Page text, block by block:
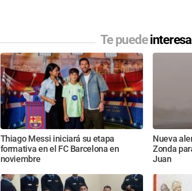
Te puede
Thiago Messi iniciará su etapa
formativa en el FC Barcelona en
noviembre
Nueva
Zonda
Juan